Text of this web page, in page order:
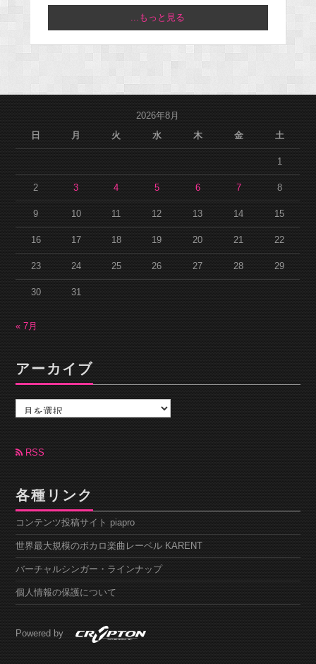
...もっと見る
2026年8月
日
月 火 水 木 金 土
1
2 3 4 5 6 7 8
9 10 11 12 13 14 15
16 17 18 19 20 21 22
23 24 25 26 27 28 29
30 31
« 7月
アーカイブ
カ
ブ RSS
各種リンク
コンテンツ投稿サイト piapro
世界最大規模のボカロ楽曲レーベル KARENT
バーチャルシンガー・ラインナップ
個人情報の保護について
Powered by